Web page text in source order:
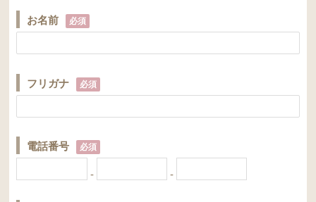
お名前 必須
フリガナ 必須
電話番号 必須
- -